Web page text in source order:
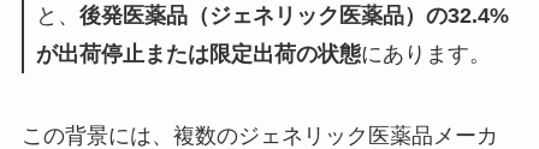
と、 後発医薬品（ジェネリック医薬品）の32.4%
が出荷停止または限定出荷の状態にあります。
この背景には、複数のジェネリック医薬品メーカ